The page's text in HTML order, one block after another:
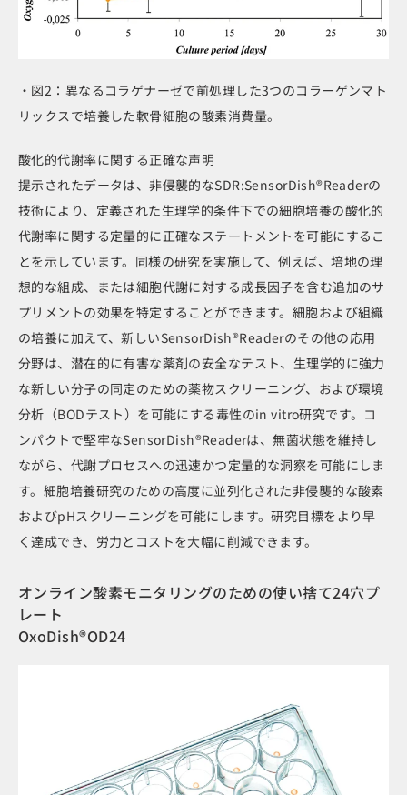
・図2：異なるコラゲナーゼで前処理した3つのコラーゲンマト
リックスで培養した軟骨細胞の酸素消費量。
酸化的代謝率に関する正確な声明
提示されたデータは、非侵襲的なSDR:SensorDish®Readerの
技術により、定義された生理学的条件下での細胞培養の酸化的
代謝率に関する定量的に正確なステートメントを可能にするこ
とを示しています。同様の研究を実施して、例えば、培地の理
想的な組成、または細胞代謝に対する成長因子を含む追加のサ
プリメントの効果を特定することができます。細胞および組織
の培養に加えて、新しいSensorDish®Readerのその他の応用
分野は、潜在的に有害な薬剤の安全なテスト、生理学的に強力
な新しい分子の同定のための薬物スクリーニング、および環境
分析（BODテスト）を可能にする毒性のin vitro研究です。コ
ンパクトで堅牢なSensorDish®Readerは、無菌状態を維持し
ながら、代謝プロセスへの迅速かつ定量的な洞察を可能にしま
す。細胞培養研究のための高度に並列化された非侵襲的な酸素
およびpHスクリーニングを可能にします。研究目標をより早
く達成でき、労力とコストを大幅に削減できます。
オンライン酸素モニタリングのための使い捨て24穴プ
レート
OxoDish®OD24